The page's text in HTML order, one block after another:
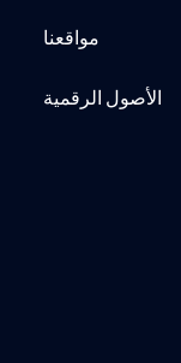
مواقعنا
الأصول الرقمية